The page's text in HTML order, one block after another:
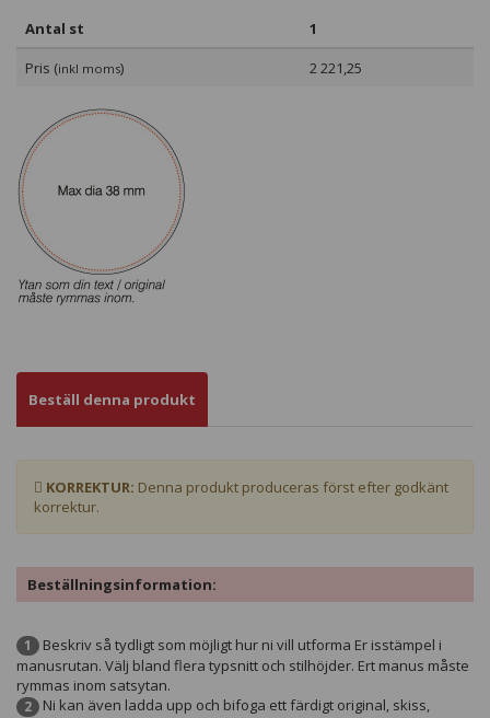
Antal st
1
Pris (inkl moms) 2 221,25
Beställ denna produkt
KORREKTUR: Denna produkt produceras först efter godkänt
korrektur.
Beställningsinformation:
1
Beskriv så tydligt som möjligt hur ni vill utforma Er isstämpel i
manusrutan. Välj bland flera typsnitt och stilhöjder. Ert manus måste
rymmas inom satsytan.
2
Ni kan även ladda upp och bifoga ett färdigt original, skiss,